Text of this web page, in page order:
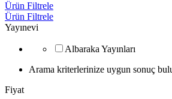
Ürün Filtrele
Ürün Filtrele
Yayınevi
Albaraka Yayınları
Arama kriterlerinize uygun sonuç
Fiyat